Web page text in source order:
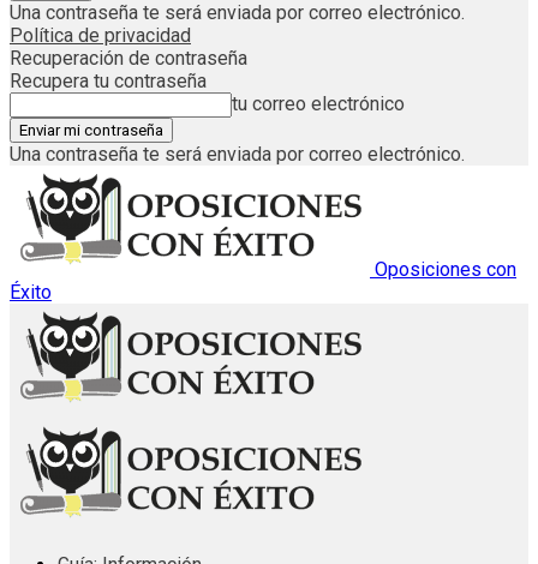
Una contraseña te será enviada por correo electrónico.
Política de privacidad
Recuperación de contraseña
Recupera tu contraseña
tu correo electrónico
Una contraseña te será enviada por correo electrónico.
Oposiciones con
Éxito